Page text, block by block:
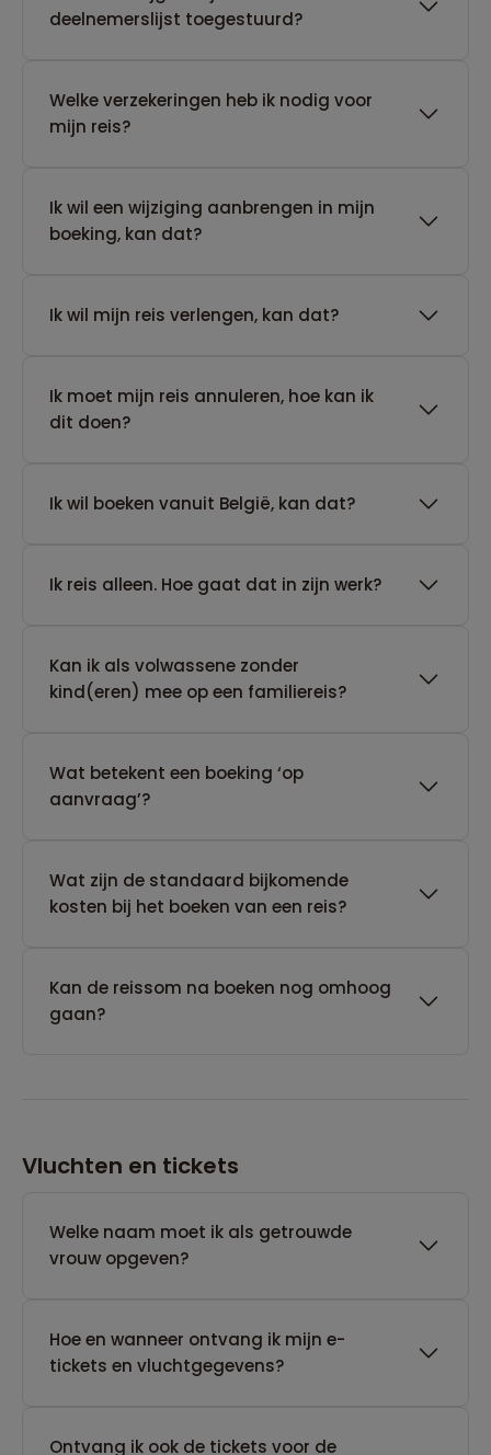
deelnemerslijst toegestuurd?
Welke verzekeringen heb ik nodig voor
mijn reis?
Ik wil een wijziging aanbrengen in mijn
boeking, kan dat?
Ik wil mijn reis verlengen, kan dat?
Ik moet mijn reis annuleren, hoe kan ik
dit doen?
Ik wil boeken vanuit België, kan dat?
​Ik reis alleen. Hoe gaat dat in zijn werk?
Kan ik als volwassene zonder
kind(eren) mee op een familiereis?
Wat betekent een boeking ‘op
aanvraag’?
Wat zijn de standaard bijkomende
kosten bij het boeken van een reis?
Kan de reissom na boeken nog omhoog
gaan?
Vluchten en tickets
Welke naam moet ik als getrouwde
vrouw opgeven?
Hoe en wanneer ontvang ik mijn e-
tickets en vluchtgegevens?
Ontvang ik ook de tickets voor de